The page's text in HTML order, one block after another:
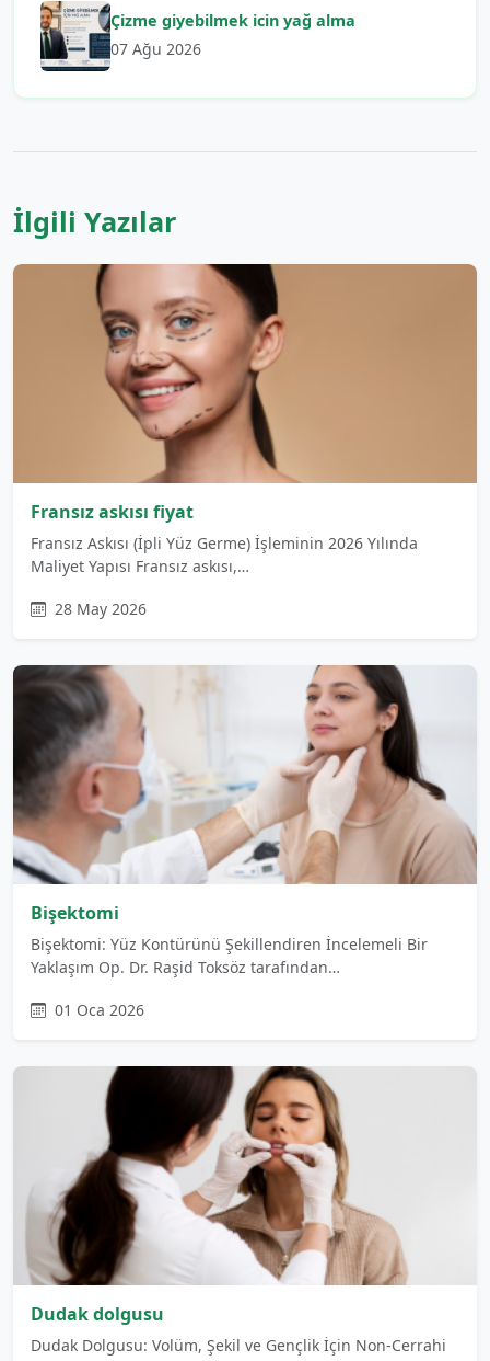
Çizme giyebilmek icin yağ alma
07 Ağu 2026
İlgili Yazılar
Fransız askısı fiyat
Fransız Askısı (İpli Yüz Germe) İşleminin 2026 Yılında
Maliyet Yapısı Fransız askısı,…
28 May 2026
Bişektomi
Bişektomi: Yüz Kontürünü Şekillendiren İncelemeli Bir
Yaklaşım Op. Dr. Raşid Toksöz tarafından…
01 Oca 2026
Dudak dolgusu
Dudak Dolgusu: Volüm, Şekil ve Gençlik İçin Non-Cerrahi